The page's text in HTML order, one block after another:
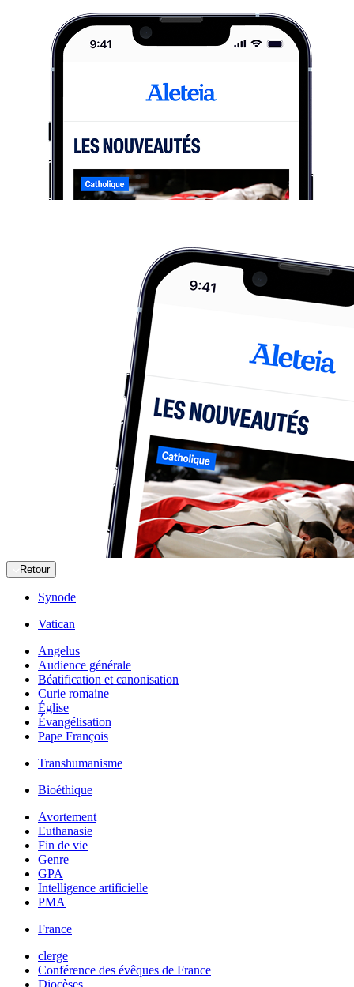
Retour
Synode
Vatican
Angelus
Audience générale
Béatification et canonisation
Curie romaine
Église
Évangélisation
Pape François
Transhumanisme
Bioéthique
Avortement
Euthanasie
Fin de vie
Genre
GPA
Intelligence artificielle
PMA
France
clerge
Conférence des évêques de France
Diocèses